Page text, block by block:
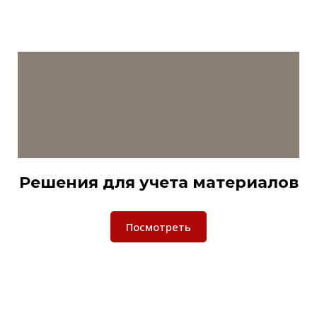
Решения для учета материалов
Посмотреть